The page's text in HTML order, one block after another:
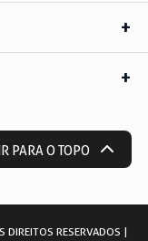
IR PARA O TOPO
RESERVADOS |